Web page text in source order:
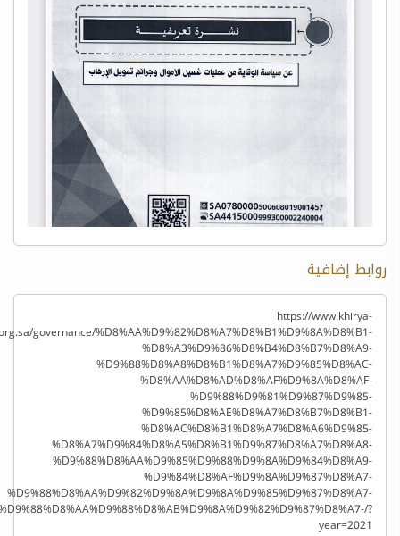
روابط إضافية
https://www.khirya-
governance/%D8%AA%D9%82%D8%A7%D8%B1%D9%8A%D8%B1-
%D8%A3%D9%86%D8%B4%D8%B7%D8%A9-
%D9%88%D8%A8%D8%B1%D8%A7%D9%85%D8%AC-
%D8%AA%D8%AD%D8%AF%D9%8A%D8%AF-
%D9%88%D9%81%D9%87%D9%85-
%D9%85%D8%AE%D8%A7%D8%B7%D8%B1-
%D8%AC%D8%B1%D8%A7%D8%A6%D9%85-
%D8%A7%D9%84%D8%A5%D8%B1%D9%87%D8%A7%D8%A8-
%D9%88%D8%AA%D9%85%D9%88%D9%8A%D9%84%D8%A9-
%D9%84%D8%AF%D9%8A%D9%87%D8%A7-
%D9%88%D8%AA%D9%82%D9%8A%D9%8A%D9%85%D9%87%D8%A7-
?
year=2021